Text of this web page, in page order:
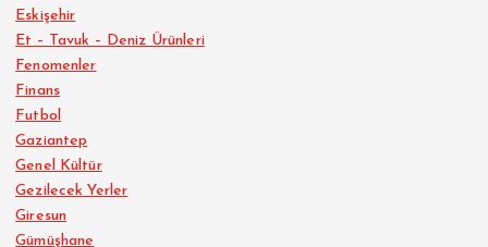
Eskişehir
Et – Tavuk – Deniz Ürünleri
Fenomenler
Finans
Futbol
Gaziantep
Genel Kültür
Gezilecek Yerler
Giresun
Gümüşhane